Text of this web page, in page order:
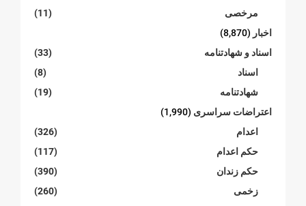
مرخصی
(11)
اخبار (8,870)
اسناد و شهادتنامە
(33)
اسناد
(8)
شهادتنامە
(19)
اعتراضات سراسری (1,990)
اعدام
(326)
حکم اعدام
(117)
حکم زندان
(390)
زخمی
(260)